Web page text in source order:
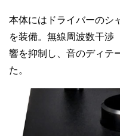
本体にはドライバーのシ
を装備。無線周波数干渉
響を抑制し、音のディテ
た。